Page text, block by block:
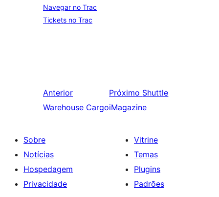
Navegar no Trac
Tickets no Trac
Anterior
Warehouse Cargo
Próximo Shuttle
iMagazine
Sobre
Notícias
Hospedagem
Privacidade
Vitrine
Temas
Plugins
Padrões